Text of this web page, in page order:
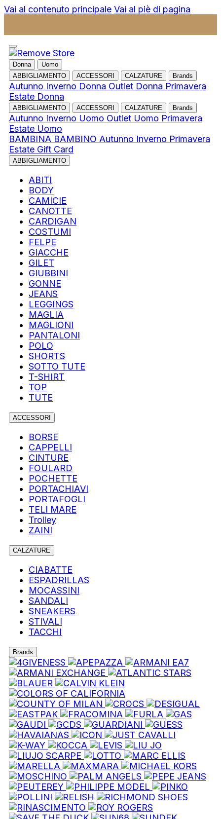
Vai al contenuto principale Vai al piè di pagina
Donna
Uomo
ABBIGLIAMENTO
ACCESSORI CALZATURE Brands
Autunno Inverno Donna Outlet Donna Primavera
Estate Donna
ABBIGLIAMENTO ACCESSORI CALZATURE Brands
Autunno Inverno Uomo Outlet Uomo Primavera
Estate Uomo
BAMBINA BAMBINO Autunno Inverno Primavera
Estate Gift Card
ABBIGLIAMENTO
ABITI
BODY
CAMICIE
CANOTTE
CARDIGAN
COSTUMI
FELPE
GIACCHE
GILET
GIUBBINI
GONNE
JEANS
LEGGINGS
MAGLIA
MAGLIONI
PANTALONI
POLO
SHORTS
SOTTO TUTE
T-SHIRT
TOP
TUTE
ACCESSORI
BORSE
CAPPELLI
CINTURE
FOULARD
POCHETTE
PORTACHIAVI
PORTAFOGLI
TELI MARE
Trolley
ZAINI
CALZATURE
CIABATTE
ESPADRILLAS
MOCASSINI
SANDALI
SNEAKERS
STIVALI
TACCHI
Brands